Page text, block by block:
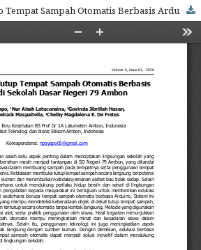
Edukasi Buka Tutup Tempat Sampah Otomatis Berbasis Arduino di Sekolah Dasar Negeri 79 Ambon